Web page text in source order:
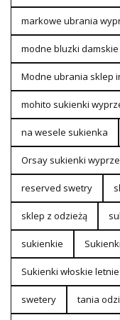
markowe ubrania
modne bluzki damskie
Modne ubrania sklep
mohito sukienki
na wesele sukienka
Orsay sukienki
reserved swetry
sklep z odzieżą
sukienkie
Sukienki włoskie letnie
swetery tania